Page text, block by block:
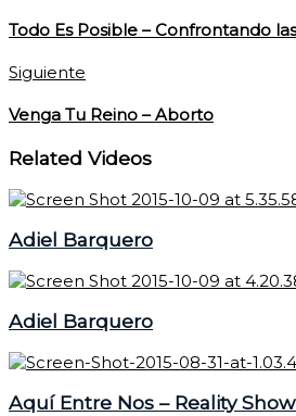
Todo Es Posible – Confrontando
Siguiente
Venga Tu Reino – Aborto
Related Videos
Adiel Barquero
Adiel Barquero
Aquí Entre Nos – Reality